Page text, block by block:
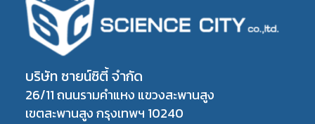
บริษัท ซายน์ซิตี้ จำกัด
26/11 ถนนรามคำแหง แขวงสะพานสูง
เขตสะพานสูง กรุงเทพฯ 10240